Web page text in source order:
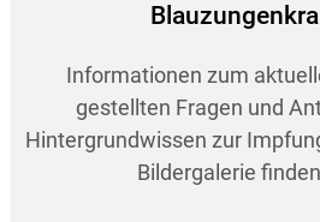
Informationen zum
gestellten Fragen und
Hintergrundwissen zur
Bildergalerie